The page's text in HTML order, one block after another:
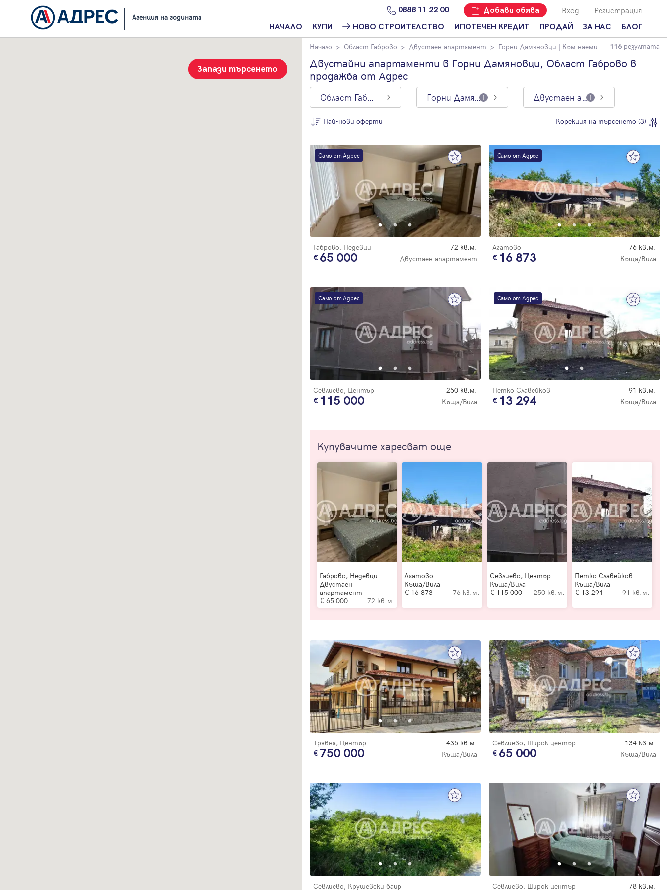
Агенция на годината
0888 11 22 00 Добави обява Вход Регистрация
НАЧАЛО КУПИ
Намери
Защо да купя
имот с
Адрес?
НОВО СТРОИТЕЛСТВО
Ново
София
Ново
строителство
Варна
Ново
Ново
строителство
Проекти ново
строителство
ИПОТЕЧЕН КРЕДИТ ПРОДАЙ
Добави
имот с
Адрес?
ЗА НАС
Наши офиси
Кариери
Кои сме ние?
Мениджмънт
Address Run
Франчайз
въпроси
БЛОГ
За продавачи
За купувачи
Ипотечно
наемодатели
наематели
Анализ на
Новини
Начало Резултати от търсене
Начало Област Габрово Двустаен апартамент Горни Дамяновци | Към наеми 116 резултата
Двустайни апартаменти в Горни Дамяновци, Област Габрово в
продажба от Адрес
Запази търсенето
Област Габрово Горни Дамяновци1 Двустаен апартамент1
Най-нови оферти
Най-нови
оферти
Цена на кв.м.
С намалена
цена
Корекция на търсенето (3)
Само от Адрес
Габрово, Недевци 72 кв.м.
65 000 Двустаен апартамент
Само от Адрес
Агатово 76 кв.м.
16 873 Къща/Вила
Само от Адрес
Севлиево, Център 250 кв.м.
115 000 Къща/Вила
Само от Адрес
Петко Славейков 91 кв.м.
13 294 Къща/Вила
Купувачите харесват още
Габрово, Недевци
Двустаен
апартамент
65 000
72 кв.м.
Агатово
Къща/Вила
16 873
76 кв.м.
Севлиево, Център
Къща/Вила
115 000
250 кв.м.
Петко Славейков
Къща/Вила
13 294
91 кв.м.
Трявна, Център 435 кв.м.
750 000 Къща/Вила
Севлиево, Широк център 134 кв.м.
65 000 Къща/Вила
Севлиево, Крушевски баир
Севлиево, Широк център 78 кв.м.